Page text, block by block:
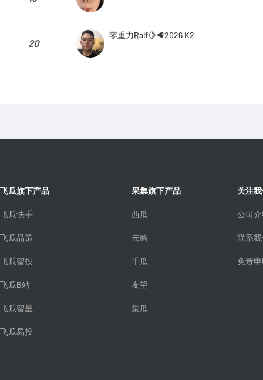
20
零重力Ralf🍋🥩2026 K2
飞瓜旗下产品
飞瓜快手
飞瓜品策
飞瓜智投
飞瓜B站
飞瓜智星
飞瓜易投
果集旗下产品
西瓜
云略
千瓜
友望
集瓜
关注
公司
联系
免责